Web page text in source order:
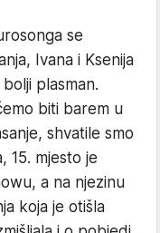
se
Ivana i Ksenija
plasman.
biti barem u
shvatile smo
15. mjesto je
a na njezinu
koja je otišla